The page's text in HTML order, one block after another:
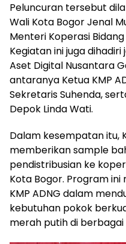
Peluncuran tersebut
Wali Kota Bogor Jenal
Menteri Koperasi
Kegiatan ini juga
Aset Digital Nusantara
antaranya Ketua KMP
Sekretaris Suhenda,
Depok Linda Wati.
Dalam kesempatan itu,
memberikan sample
pendistribusian ke
Kota Bogor. Program
KMP ADNG dalam
kebutuhan pokok
merah putih di berbagai